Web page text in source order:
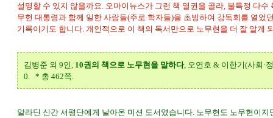
설명할 수 있지 않을까요. 오마이뉴스가 그런 책 열권을 골라, 불특정 다수
무현 대통령과 함께 일한 사람들(주로 학자들)을 초빙하여 강독회를 열었
기록이기도 합니다. 개인적으로 이 책의 독서만으로 노무현을 더 잘 알게
김병준 외 9인, 10권의 책으로 노무현을 말하다, 오연호 & 이한기(사회·
0. * 총 462쪽.
알라딘 신간 서평단에게 날아온 미션 도서였습니다. 노무현도 노무현이지